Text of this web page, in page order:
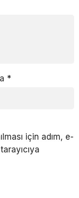
*
için adım, e-